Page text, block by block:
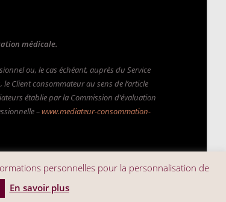
médicale.
ou, le cas échéant, auprès du Service
Client consommateur au sens de l’article
établie par la Commission d’évaluation
–www.mediateur-consommation-
personnelles pour la personnalisation de
En savoir plus